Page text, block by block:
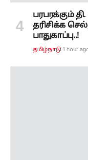
பரபரக்கும்
தரிசிக்க
பாதுகாப்பு..!
தமிழ்நாடு 1 hour